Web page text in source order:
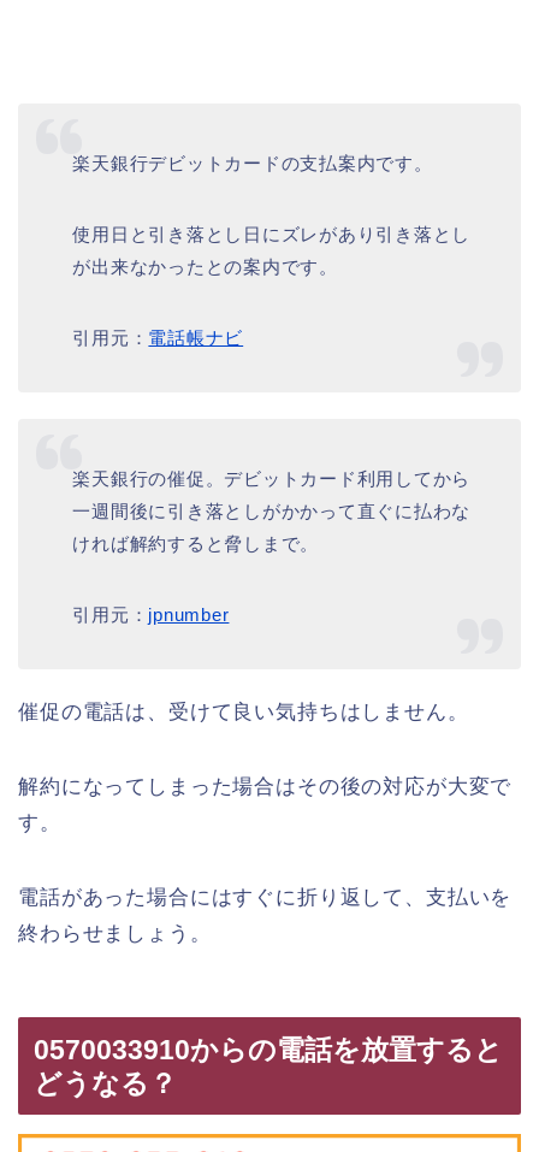
楽天銀行デビットカードの支払案内です。
使用日と引き落とし日にズレがあり引き落とし
が出来なかったとの案内です。
引用元： 電話帳ナビ
楽天銀行の催促。デビットカード利用してから
一週間後に引き落としがかかって直ぐに払わな
ければ解約すると脅しまで。
引用元： jpnumber
催促の電話は、受けて良い気持ちはしません。
解約になってしまった場合はその後の対応が大変で
す。
電話があった場合にはすぐに折り返して、支払いを
終わらせましょう。
0570033910からの電話を放置すると
どうなる？